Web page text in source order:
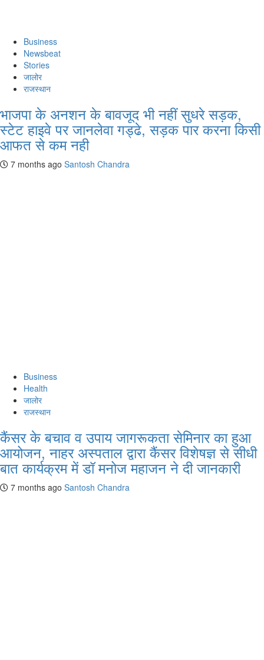
Business
Newsbeat
Stories
जालोर
राजस्थान
भाजपा के अनशन के बावजूद भी नहीं सुधरे सड़क,
स्टेट हाइवे पर जानलेवा गड्ढे, सड़क पार करना किसी
आफत से कम नही
7 months ago Santosh Chandra
Business
Health
जालोर
राजस्थान
कैंसर के बचाव व उपाय जागरूकता सेमिनार का हुआ
आयोजन, नाहर अस्पताल द्वारा कैंसर विशेषज्ञ से सीधी
बात कार्यक्रम में डॉ मनोज महाजन ने दी जानकारी
7 months ago Santosh Chandra